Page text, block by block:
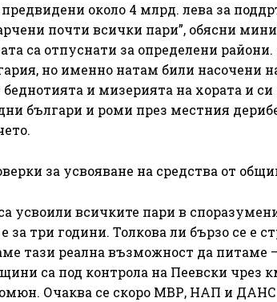
около 4 млрд. лева за
почти всички пари”, обясни
са отпуснати за определени
но именно натам били насочени
и мизерията на хората и
българи и роми през местния
за усвояване на средства от
усвоили всичките пари в
три години. Толкова ли бързо се е
тази реална възможност да питаме
са под контрола на Пеевски чрез
Очаква се скоро МВР, НАП и ДАНС